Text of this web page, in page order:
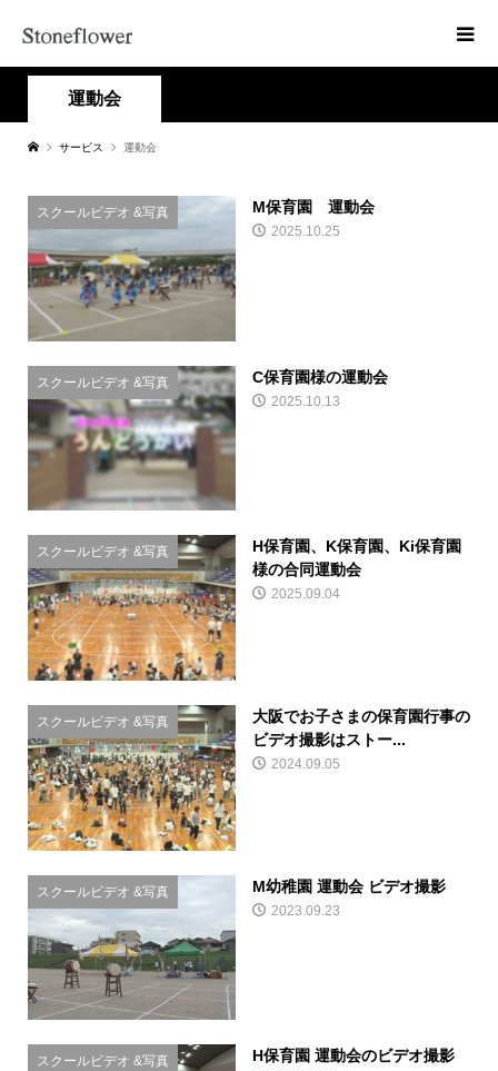
運動会
サービス 運動会
スクールビデオ &写真 M保育園 運動会
2025.10.25
スクールビデオ &写真 C保育園様の運動会
2025.10.13
スクールビデオ &写真
H保育園、K保育園、Ki保育園
様の合同運動会
2025.09.04
スクールビデオ &写真
大阪でお子さまの保育園行事の
ビデオ撮影はストー...
2024.09.05
スクールビデオ &写真 M幼稚園 運動会 ビデオ撮影
2023.09.23
スクールビデオ &写真 H保育園 運動会のビデオ撮影